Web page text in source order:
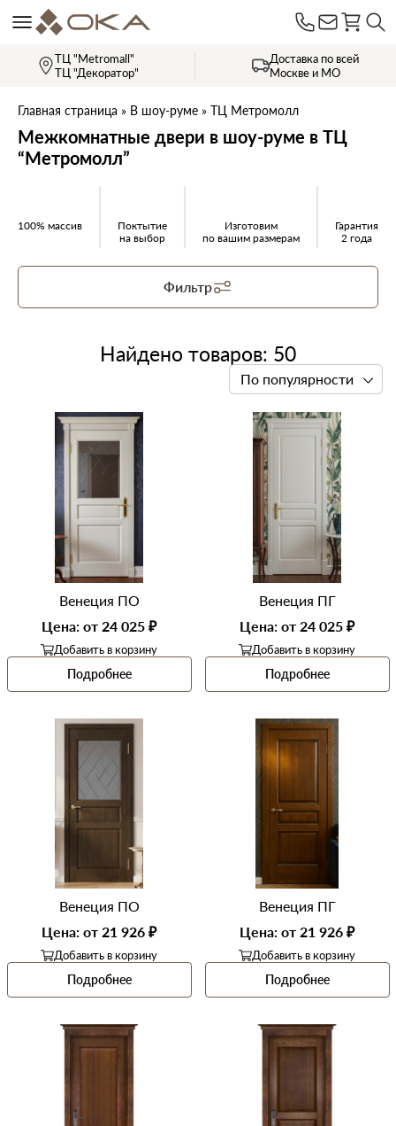
ТЦ "Metromall"
ТЦ "Декоратор"
Доставка по всей
Москве и МО
Главная страница » В шоу-руме » ТЦ Метромолл
Межкомнатные двери в шоу-руме в ТЦ
“Метромолл”
100% массив
Поктытие
на выбор
Изготовим
по вашим размерам
Гарантия
2 года
Фильтр
Найдено товаров: 50
По популярности
Венеция ПО
Цена: от 24 025 ₽
Добавить в корзину
Подробнее
Венеция ПГ
Цена: от 24 025 ₽
Добавить в корзину
Подробнее
Венеция ПО
Цена: от 21 926 ₽
Добавить в корзину
Подробнее
Венеция ПГ
Цена: от 21 926 ₽
Добавить в корзину
Подробнее